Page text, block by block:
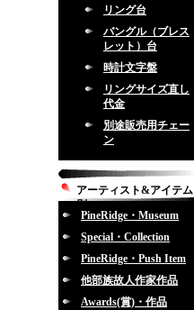
リング台
バングル（ブレス
レット）台
時計文字盤
リングサイズ直し
代金
別途販売用チェー
ン
アーティスト&アイテム
別
PineRidge・Museum
Special・Collection
PineRidge・Push Item
他部族故人作家作品
Awards(賞)・作品